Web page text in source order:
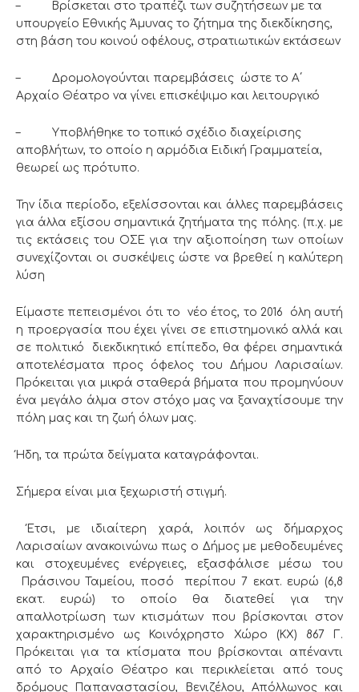
– Βρίσκεται στο τραπέζι των συζητήσεων με τα
υπουργείο Εθνικής Άμυνας το ζήτημα της διεκδίκησης,
στη βάση του κοινού οφέλους, στρατιωτικών εκτάσεων
– Δρομολογούνται παρεμβάσεις ώστε το Α΄
Αρχαίο Θέατρο να γίνει επισκέψιμο και λειτουργικό
– Υποβλήθηκε το τοπικό σχέδιο διαχείρισης
αποβλήτων, το οποίο η αρμόδια Ειδική Γραμματεία,
θεωρεί ως πρότυπο.
Την ίδια περίοδο, εξελίσσονται και άλλες παρεμβάσεις
για άλλα εξίσου σημαντικά ζητήματα της πόλης. (π.χ. με
τις εκτάσεις του ΟΣΕ για την αξιοποίηση των οποίων
συνεχίζονται οι συσκέψεις ώστε να βρεθεί η καλύτερη
λύση
Είμαστε πεπεισμένοι ότι το νέο έτος, το 2016 όλη αυτή
η προεργασία που έχει γίνει σε επιστημονικό αλλά και
σε πολιτικό διεκδικητικό επίπεδο, θα φέρει σημαντικά
αποτελέσματα προς όφελος του Δήμου Λαρισαίων.
Πρόκειται για μικρά σταθερά βήματα που προμηνύουν
ένα μεγάλο άλμα στον στόχο μας να ξαναχτίσουμε την
πόλη μας και τη ζωή όλων μας.
Ήδη, τα πρώτα δείγματα καταγράφονται.
Σήμερα είναι μια ξεχωριστή στιγμή.
Έτσι, με ιδιαίτερη χαρά, λοιπόν ως δήμαρχος
Λαρισαίων ανακοινώνω πως ο Δήμος με μεθοδευμένες
και στοχευμένες ενέργειες, εξασφάλισε μέσω του
Πράσινου Ταμείου, ποσό περίπου 7 εκατ. ευρώ (6,8
εκατ. ευρώ) το οποίο θα διατεθεί για την
απαλλοτρίωση των κτισμάτων που βρίσκονται στον
χαρακτηρισμένο ως Κοινόχρηστο Χώρο (ΚΧ) 867 Γ.
Πρόκειται για τα κτίσματα που βρίσκονται απέναντι
από το Αρχαίο Θέατρο και περικλείεται από τους
δρόμους Παπαναστασίου, Βενιζέλου, Απόλλωνος και